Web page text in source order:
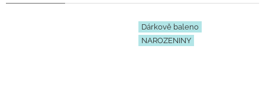
Dárkově baleno
NAROZENINY